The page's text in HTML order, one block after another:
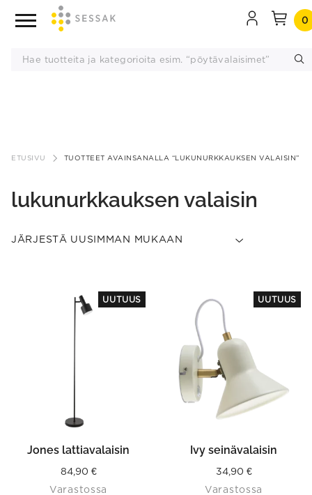
sisältöön
0
ETUSIVU TUOTTEET AVAINSANALLA “LUKUNURKKAUKSEN VALAISIN”
lukunurkkauksen valaisin
UUTUUS
Jones lattiavalaisin
84,90 €
Varastossa
UUTUUS
product
variants.
The
options
be
chosen
product
Ivy seinävalaisin
34,90 €
Varastossa